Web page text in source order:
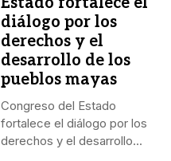
diálogo por los
derechos y el
desarrollo de los
pueblos mayas
Congreso del Estado
fortalece el diálogo por los
derechos y el desarrollo...